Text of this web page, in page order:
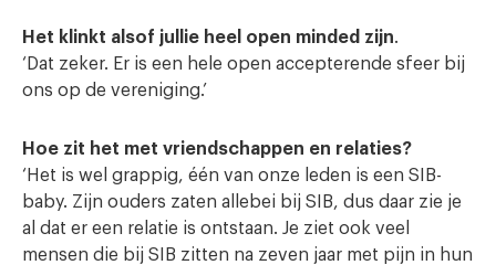
Het klinkt alsof jullie heel open minded zijn.
‘Dat zeker. Er is een hele open accepterende sfeer bij
ons op de vereniging.’
Hoe zit het met vriendschappen en relaties?
‘Het is wel grappig, één van onze leden is een SIB-
baby. Zijn ouders zaten allebei bij SIB, dus daar zie je
al dat er een relatie is ontstaan. Je ziet ook veel
mensen die bij SIB zitten na zeven jaar met pijn in hun